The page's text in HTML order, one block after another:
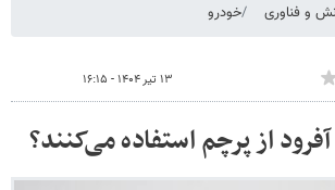
و فناوری خودرو
۱۳ تیر ۱۴۰۴ - ۱۶:۱۵
از پرچم استفاده می‌کنند؟